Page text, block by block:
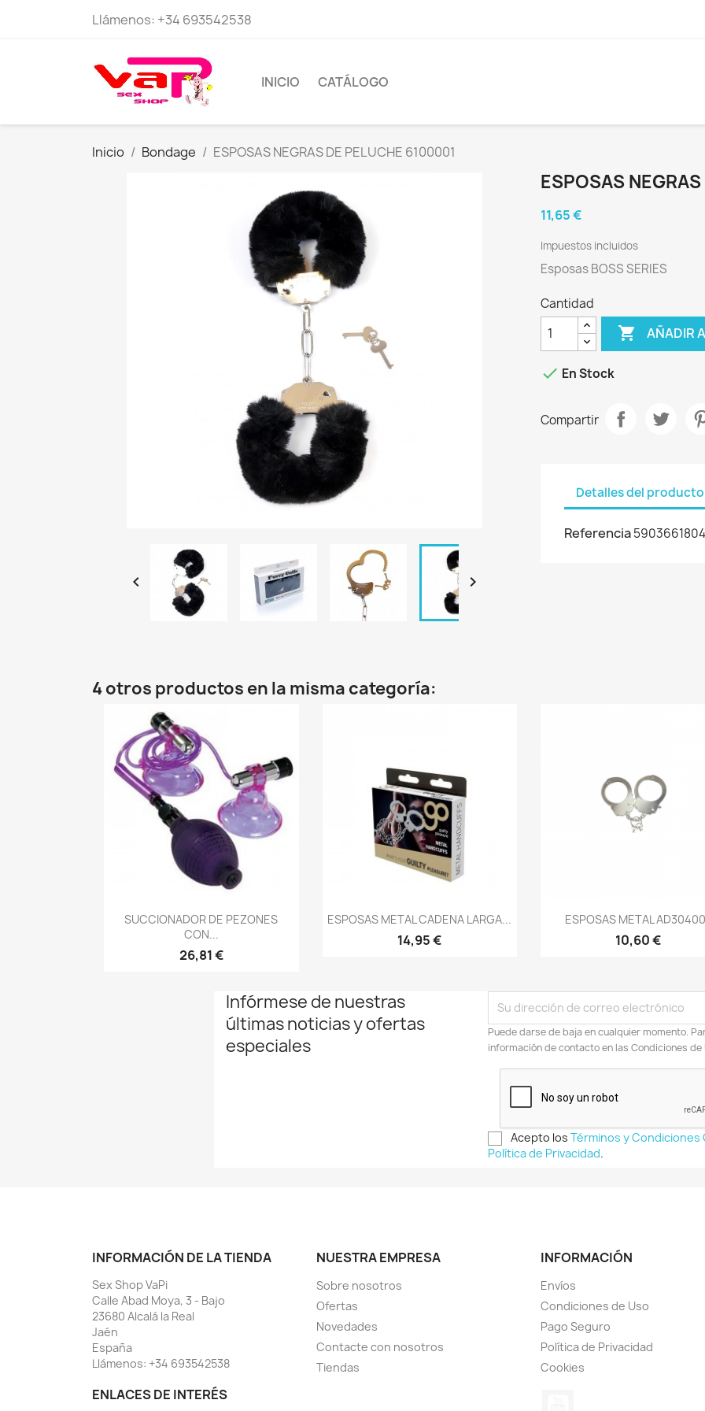
Llámenos: +34 693542538
INICIO CATÁLOGO
Inicio Bondage ESPOSAS NEGRAS DE PELUCHE 6100001
 
ESPOSAS
11,65 €
Impuestos incluidos
Esposas BOSS SERIES
Cantidad
 AÑADIR
 En Stock
Compartir
Detalles del producto
Referencia
4 otros productos en la misma categoría:
Vista rápida
SUCCIONADOR DE PEZONES
CON...
26,81 €
Vista rápida
ESPOSAS METAL CADENA LARGA...
14,95 €
Vista rápida
ESPOSAS METAL
10,60 €
Infórmese de nuestras
últimas noticias y ofertas
especiales
Puede darse de baja en cualquier momento.
información de contacto en las Condiciones de
Acepto losTérminos y Condiciones
Política de Privacidad.
INFORMACIÓN DE LA TIENDA
Sex Shop VaPi
Calle Abad Moya, 3 - Bajo
23680 Alcalá la Real
Jaén
España
Llámenos: +34 693542538
NUESTRA EMPRESA
Sobre nosotros
Ofertas
Novedades
Contacte con nosotros
Tiendas
INFORMACIÓN
Envíos
Condiciones de Uso
Pago Seguro
Política de Privacidad
Cookies
ENLACES DE INTERÉS